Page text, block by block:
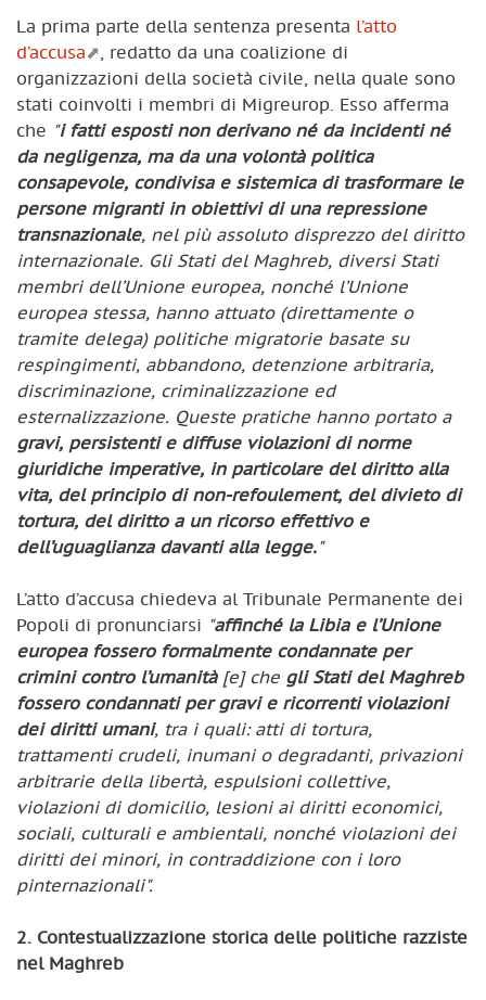
La prima parte della sentenza presenta l’atto
d’accusa
, redatto da una coalizione di
organizzazioni della società civile, nella quale sono
stati coinvolti i membri di Migreurop. Esso afferma
che "i fatti esposti non derivano né da incidenti né
da negligenza, ma da una volontà politica
consapevole, condivisa e sistemica di trasformare le
persone migranti in obiettivi di una repressione
transnazionale, nel più assoluto disprezzo del diritto
internazionale. Gli Stati del Maghreb, diversi Stati
membri dell’Unione europea, nonché l’Unione
europea stessa, hanno attuato (direttamente o
tramite delega) politiche migratorie basate su
respingimenti, abbandono, detenzione arbitraria,
discriminazione, criminalizzazione ed
esternalizzazione. Queste pratiche hanno portato a
gravi, persistenti e diffuse violazioni di norme
giuridiche imperative, in particolare del diritto alla
vita, del principio di non-refoulement, del divieto di
tortura, del diritto a un ricorso effettivo e
dell’uguaglianza davanti alla legge."
L’atto d’accusa chiedeva al Tribunale Permanente dei
Popoli di pronunciarsi "affinché la Libia e l’Unione
europea fossero formalmente condannate per
crimini contro l’umanità[e] che gli Stati del Maghreb
fossero condannati per gravi e ricorrenti violazioni
dei diritti umani, tra i quali: atti di tortura,
trattamenti crudeli, inumani o degradanti, privazioni
arbitrarie della libertà, espulsioni collettive,
violazioni di domicilio, lesioni ai diritti economici,
sociali, culturali e ambientali, nonché violazioni dei
diritti dei minori, in contraddizione con i loro
pinternazionali".
2. Contestualizzazione storica delle politiche razziste
nel Maghreb